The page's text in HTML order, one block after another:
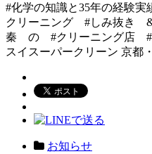
#化学の知識と35年の経験
クリーニング #しみ抜き
秦 の #クリーニング店 #
スイスーパークリーン 京都
お知らせ